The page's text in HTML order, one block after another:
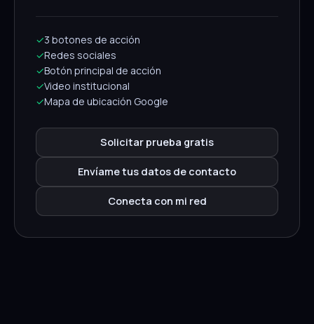
✓3 botones de acción
✓Redes sociales
✓Botón principal de acción
✓Video institucional
✓Mapa de ubicación Google
Solicitar prueba gratis
Envíame tus datos de contacto
Conecta con mi red